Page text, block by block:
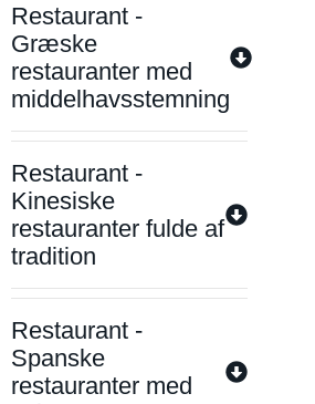
Restaurant -
Græske
restauranter med
middelhavsstemning
Restaurant -
Kinesiske
restauranter fulde af
tradition
Restaurant -
Spanske
restauranter med